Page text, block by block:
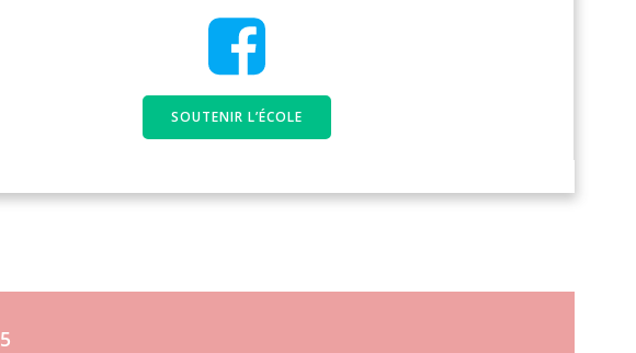
SOUTENIR L’ÉCOLE